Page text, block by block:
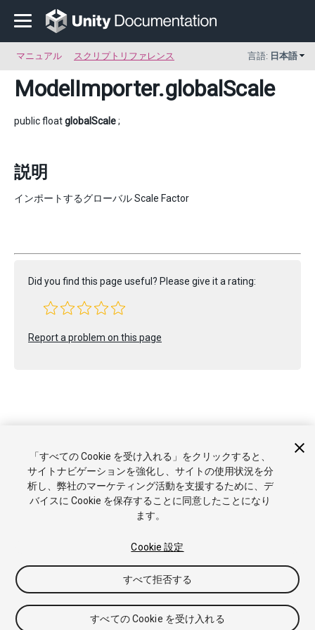
マニュアル スクリプトリファレンス 言語: 日本語
ModelImporter.globalScale
public floatglobalScale;
説明
インポートするグローバル Scale Factor
Did you find this page useful? Please give it a rating:
Report a problem on this page
チュートリアル
Answers ナレッジベース フォーラム
ットストア
商標と利用規約 法律関連
プライバシーポリシー
クッキー
私の個人情報を販売または共有しない
Cookie 優先設定
「すべての Cookie を受け入れる」をクリックすると、
サイトナビゲーションを強化し、サイトの使用状況を分
析し、弊社のマーケティング活動を支援するために、デ
バイスに Cookie を保存することに同意したことになり
ます。
Cookie 設定
すべて拒否する
すべての Cookie を受け入れる